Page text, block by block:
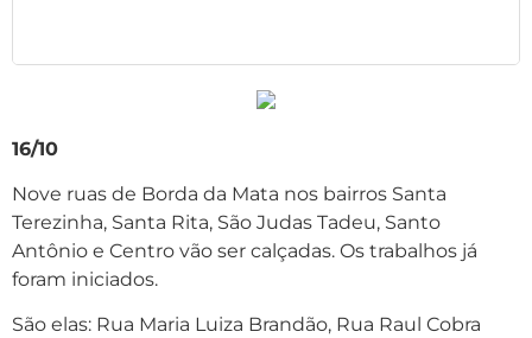
16/10
Nove ruas de Borda da Mata nos bairros Santa
Terezinha, Santa Rita, São Judas Tadeu, Santo
Antônio e Centro vão ser calçadas. Os trabalhos já
foram iniciados.
São elas: Rua Maria Luiza Brandão, Rua Raul Cobra